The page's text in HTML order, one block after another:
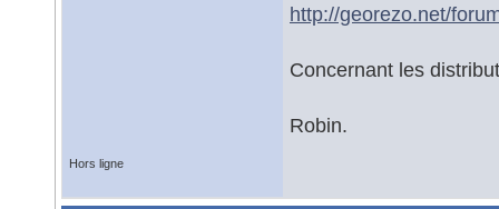
http://georezo.net/
Concernant les
Robin.
Hors ligne